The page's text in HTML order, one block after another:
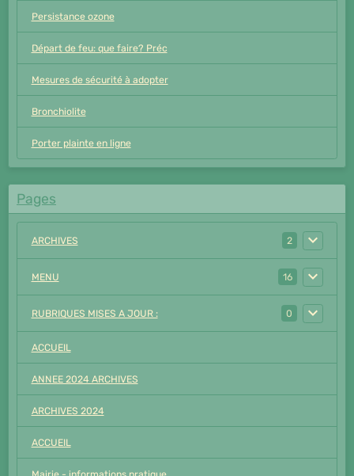
Persistance ozone
Départ de feu: que faire? Préc
Mesures de sécurité à adopter
Bronchiolite
Porter plainte en ligne
Pages
ARCHIVES 2
MENU 16
RUBRIQUES MISES A JOUR : 0
ACCUEIL
ANNEE 2024 ARCHIVES
ARCHIVES 2024
ACCUEIL